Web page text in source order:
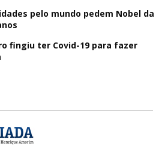
pelo mundo pedem Nobel da
fingiu ter Covid-19 para fazer